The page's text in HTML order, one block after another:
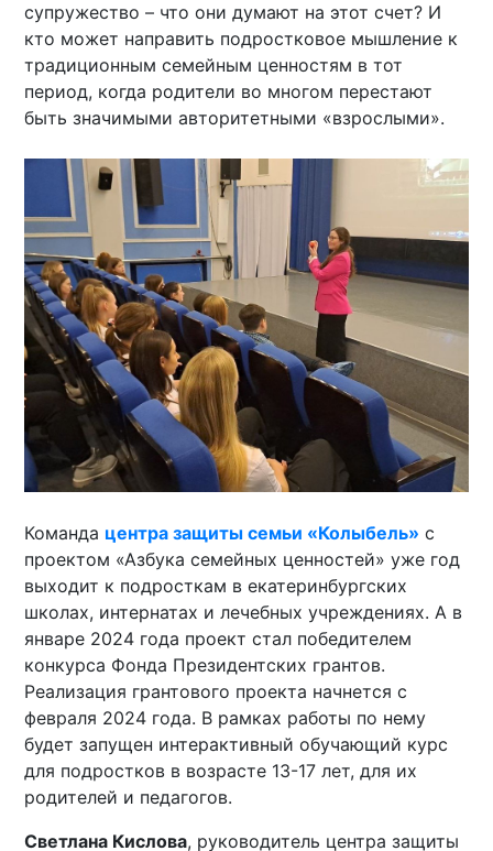
супружество – что они думают на этот счет? И
кто может направить подростковое мышление к
традиционным семейным ценностям в тот
период, когда родители во многом перестают
быть значимыми авторитетными «взрослыми».
Команда центра защиты семьи «Колыбель» с
проектом «Азбука семейных ценностей» уже год
выходит к подросткам в екатеринбургских
школах, интернатах и лечебных учреждениях. А в
январе 2024 года проект стал победителем
конкурса Фонда Президентских грантов.
Реализация грантового проекта начнется с
февраля 2024 года. В рамках работы по нему
будет запущен интерактивный обучающий курс
для подростков в возрасте 13-17 лет, для их
родителей и педагогов.
Светлана Кислова, руководитель центра защиты